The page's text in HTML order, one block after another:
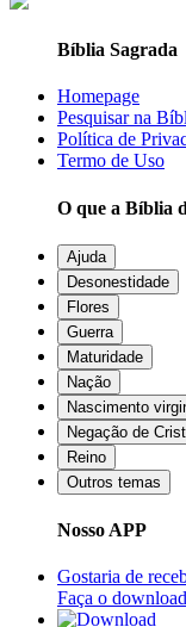
Bíblia Sagrada
Homepage
Pesquisar na
Política de
Termo de Uso
O que a Bíblia
Ajuda
Desonestidade
Flores
Guerra
Maturidade
Nação
Nascimento
Negação de
Reino
Outros temas
Nosso APP
Gostaria de
Faça o